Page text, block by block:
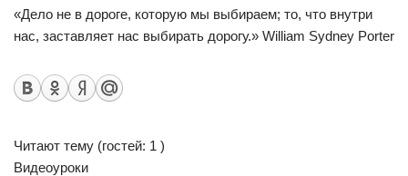
«Дело не в дороге, которую мы выбираем; то, что внутри
нас, заставляет нас выбирать дорогу.» William Sydney Porter
Читают тему (гостей: 1 )
Видеоуроки